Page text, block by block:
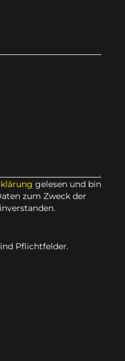
gelesen und bin
zum Zweck der
Pflichtfelder.